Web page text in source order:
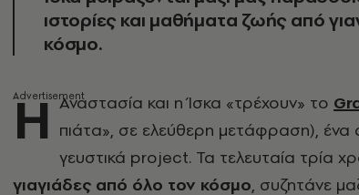
ιστορίες και μαθήματα ζωής από
κόσμο.
Η Αναστασία και η Ίσκα «τρέχουν» το
πιάτα», σε ελεύθερη μετάφραση),
γευστικά project. Τα τελευταία τρία
γιαγιάδες από όλο τον κόσμο, συζητάνε